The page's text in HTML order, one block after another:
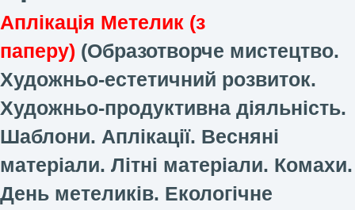
Аплікація Метелик (з
паперу) (Образотворче мистецтво.
Художньо-естетичний розвиток.
Художньо-продуктивна діяльність.
Шаблони. Аплікації. Весняні
матеріали. Літні матеріали. Комахи.
День метеликів. Екологічне